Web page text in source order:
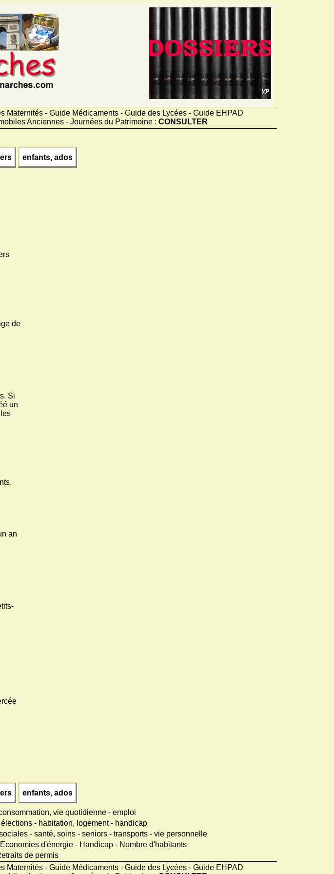
- Guide Médicaments - Guide des Lycées - Guide EHPAD
Anciennes - Journées du Patrimoine : CONSULTER
enfants, ados
de
Si
un
an
enfants, ados
vie quotidienne - emploi
- habitation, logement- handicap
- santé, soins - seniors - transports - vie personnelle
Economies d'énergie - Handicap - Nombre d'habitants
de permis
- Guide Médicaments - Guide des Lycées - Guide EHPAD